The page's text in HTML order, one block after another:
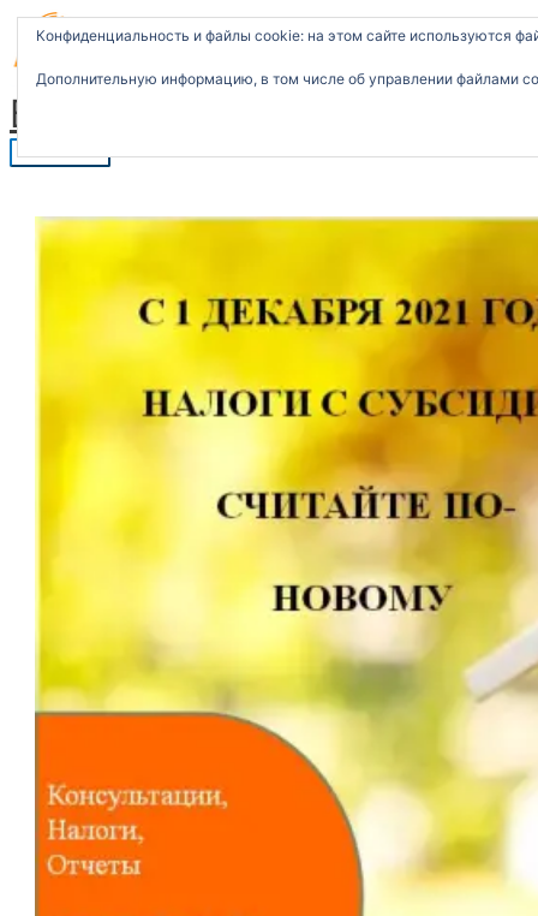
Перейти
содержимому
Бухгалтерские услуги
меню
e
l
r
П
о
и
Конфиденциальность и файлы cookie: на этом сайте используются
Дополнительную информацию, в том числе об управлении файлами